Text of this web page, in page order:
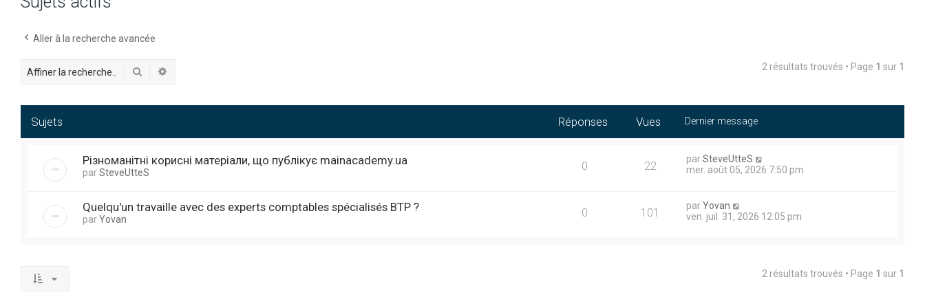
Aller à la recherche avancée
Rechercher 2 résultats trouvés • Page 1 sur 1
Sujets Réponses Vues Dernier message
Різноманітні корисні матеріали, що публікує mainacademy.ua
parSteveUtteS 0 22 parSteveUtteS
mer. août 05, 2026 7:50 pm
Quelqu'un travaille avec des experts comptables spécialisés BTP ?
parYovan 0 101 parYovan
ven. juil. 31, 2026 12:05 pm
2 résultats trouvés • Page 1 sur 1